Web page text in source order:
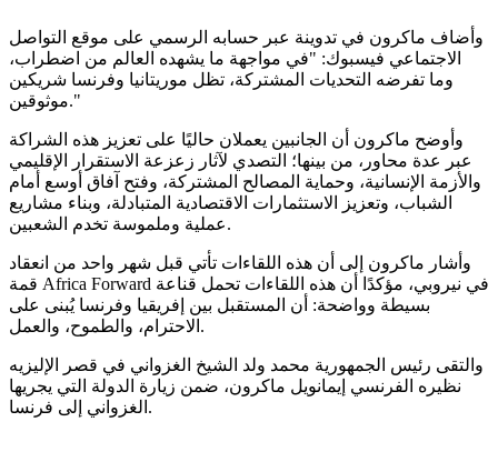
وأضاف ماكرون في تدوينة عبر حسابه الرسمي على موقع التواصل
الاجتماعي فيسبوك: "في مواجهة ما يشهده العالم من اضطراب،
وما تفرضه التحديات المشتركة، تظل موريتانيا وفرنسا شريكين
موثوقين."
وأوضح ماكرون أن الجانبين يعملان حاليًا على تعزيز هذه الشراكة
عبر عدة محاور، من بينها؛ التصدي لآثار زعزعة الاستقرار الإقليمي
والأزمة الإنسانية، وحماية المصالح المشتركة، وفتح آفاق أوسع أمام
الشباب، وتعزيز الاستثمارات الاقتصادية المتبادلة، وبناء مشاريع
عملية وملموسة تخدم الشعبين.
وأشار ماكرون إلى أن هذه اللقاءات تأتي قبل شهر واحد من انعقاد
قمة Africa Forward في نيروبي، مؤكدًا أن هذه اللقاءات تحمل قناعة
بسيطة وواضحة: أن المستقبل بين إفريقيا وفرنسا يُبنى على
الاحترام، والطموح، والعمل.
والتقى رئيس الجمهورية محمد ولد الشيخ الغزواني في قصر الإليزيه
نظيره الفرنسي إيمانويل ماكرون، ضمن زيارة الدولة التي يجريها
الغزواني إلى فرنسا.